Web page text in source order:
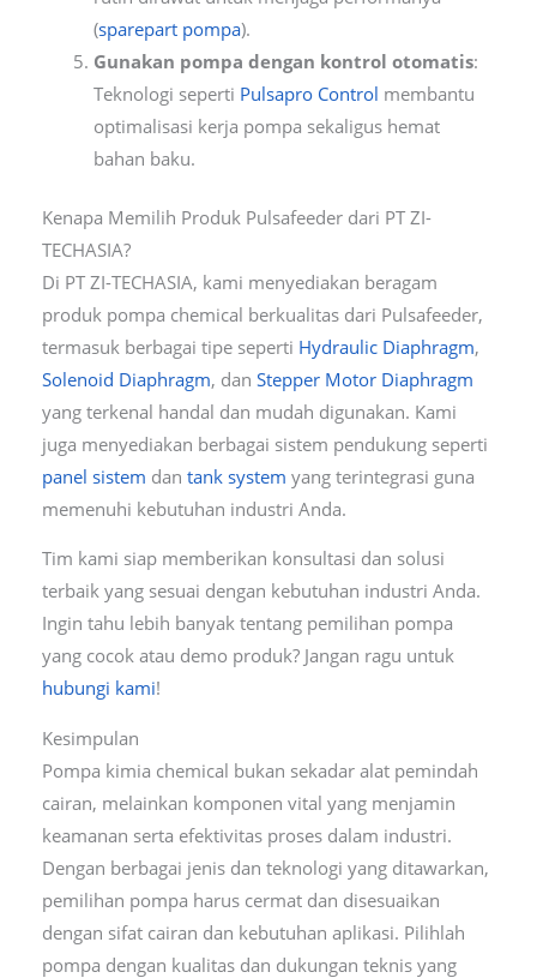
(sparepart pompa).
Gunakan pompa dengan kontrol otomatis:
Teknologi seperti Pulsapro Control membantu
optimalisasi kerja pompa sekaligus hemat
bahan baku.
Kenapa Memilih Produk Pulsafeeder dari PT ZI-
TECHASIA?
Di PT ZI-TECHASIA, kami menyediakan beragam
produk pompa chemical berkualitas dari Pulsafeeder,
termasuk berbagai tipe seperti Hydraulic Diaphragm,
Solenoid Diaphragm, dan Stepper Motor Diaphragm
yang terkenal handal dan mudah digunakan. Kami
juga menyediakan berbagai sistem pendukung seperti
panel sistem dan tank system yang terintegrasi guna
memenuhi kebutuhan industri Anda.
Tim kami siap memberikan konsultasi dan solusi
terbaik yang sesuai dengan kebutuhan industri Anda.
Ingin tahu lebih banyak tentang pemilihan pompa
yang cocok atau demo produk? Jangan ragu untuk
hubungi kami!
Kesimpulan
Pompa kimia chemical bukan sekadar alat pemindah
cairan, melainkan komponen vital yang menjamin
keamanan serta efektivitas proses dalam industri.
Dengan berbagai jenis dan teknologi yang ditawarkan,
pemilihan pompa harus cermat dan disesuaikan
dengan sifat cairan dan kebutuhan aplikasi. Pilihlah
pompa dengan kualitas dan dukungan teknis yang